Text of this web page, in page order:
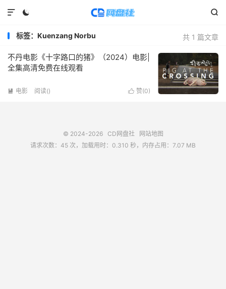
 

共 1 篇文章
标签：Kuenzang Norbu
不丹电影《十字路口的猪》（2024）电影|
全集高清免费在线观看
 赞(0)
 电影 阅读()
© 2024-2026 CD网盘社
网站地图
请求次数：45 次，加载用时：0.310 秒，内存占用：7.07 MB